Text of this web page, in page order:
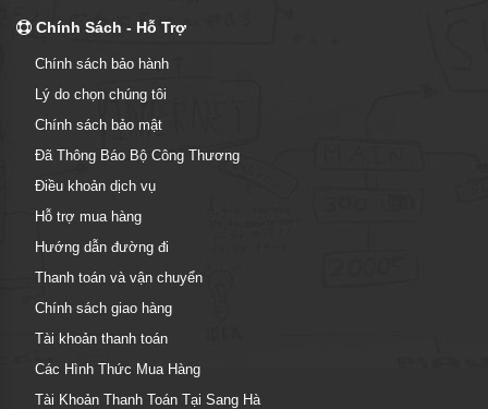
Chính Sách - Hỗ Trợ
Chính sách bảo hành
Lý do chọn chúng tôi
Chính sách bảo mật
Đã Thông Báo Bộ Công Thương
Điều khoản dịch vụ
Hỗ trợ mua hàng
Hướng dẫn đường đi
Thanh toán và vận chuyển
Chính sách giao hàng
Tài khoản thanh toán
Các Hình Thức Mua Hàng
Tài Khoản Thanh Toán Tại Sang Hà